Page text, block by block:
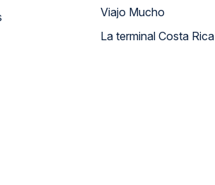
Viajo Mucho
La terminal Costa Rica